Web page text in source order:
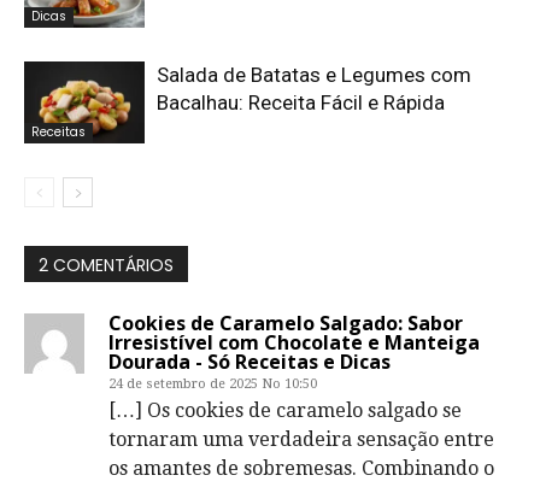
Dicas
Receitas
Salada de Batatas e Legumes com
Bacalhau: Receita Fácil e Rápida
2 COMENTÁRIOS
Cookies de Caramelo Salgado: Sabor
Irresistível com Chocolate e Manteiga
Dourada - Só Receitas e Dicas
24 de setembro de 2025 No 10:50
[…] Os cookies de caramelo salgado se
tornaram uma verdadeira sensação entre
os amantes de sobremesas. Combinando o